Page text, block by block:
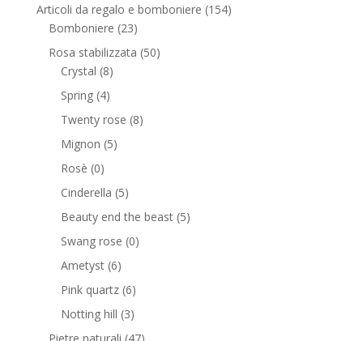
Articoli da regalo e bomboniere (154)
Bomboniere (23)
Rosa stabilizzata (50)
Crystal (8)
Spring (4)
Twenty rose (8)
Mignon (5)
Rosè (0)
Cinderella (5)
Beauty end the beast (5)
Swang rose (0)
Ametyst (6)
Pink quartz (6)
Notting hill (3)